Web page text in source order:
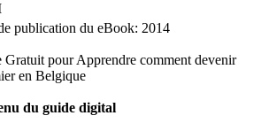
publication du eBook: 2014
Gratuit pour Apprendre comment devenir
en Belgique
du guide digital